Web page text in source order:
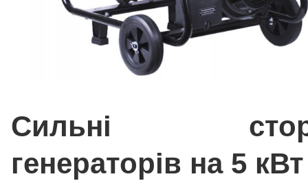
Сильні
генераторів на 5 кВт